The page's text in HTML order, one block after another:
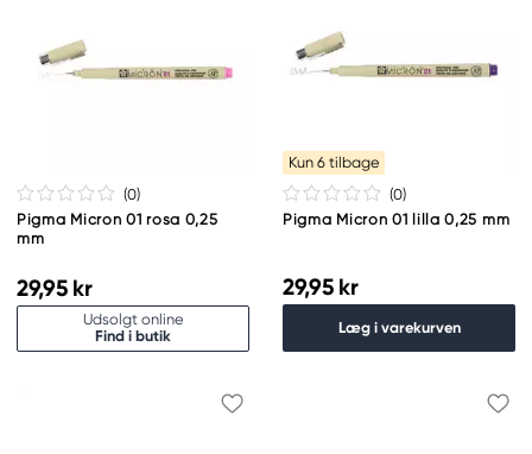
(0)
Pigma Micron 01 rosa 0,25
mm
29,95 kr
Udsolgt online
Find i butik
Kun 6 tilbage
(0)
Pigma Micron 01 lilla 0,25 mm
29,95 kr
Læg i varekurven